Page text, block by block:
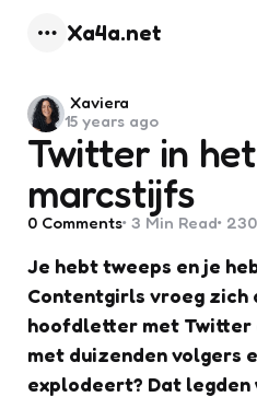
Xa4a.net
Twitter in
marcstijfs
Posted
by
Xaviera
15 years ago
0 Comments 3 Min Read 230
Je hebt tweeps en je
Contentgirls vroeg zich
hoofdletter met Twitter
met duizenden volgers
explodeert? Dat legden